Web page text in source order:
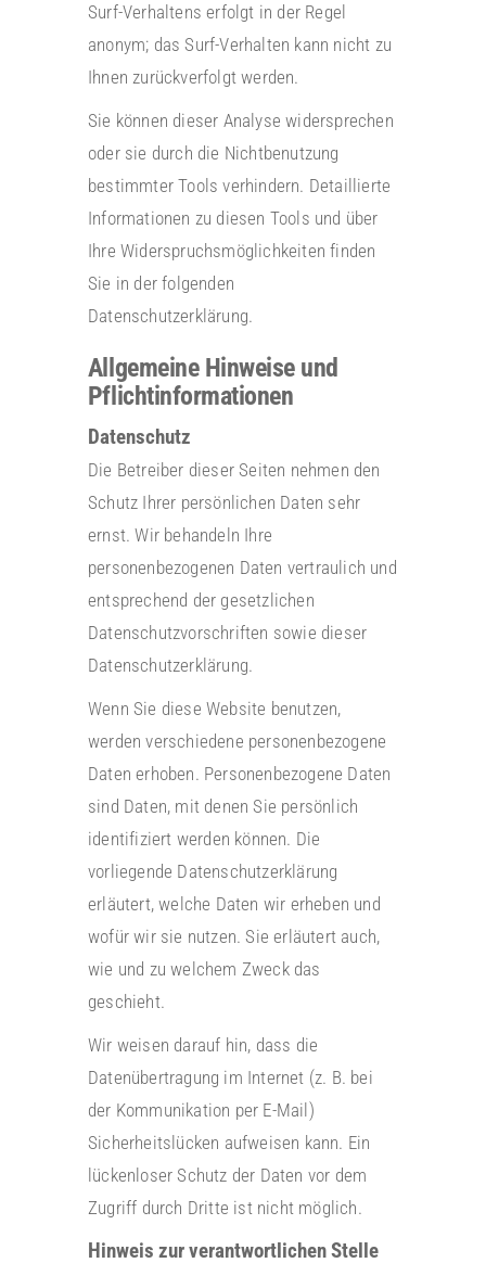
Surf-Verhaltens erfolgt in der Regel
anonym; das Surf-Verhalten kann nicht zu
Ihnen zurückverfolgt werden.
Sie können dieser Analyse widersprechen
oder sie durch die Nichtbenutzung
bestimmter Tools verhindern. Detaillierte
Informationen zu diesen Tools und über
Ihre Widerspruchsmöglichkeiten finden
Sie in der folgenden
Datenschutzerklärung.
Allgemeine Hinweise und
Pflichtinformationen
Datenschutz
Die Betreiber dieser Seiten nehmen den
Schutz Ihrer persönlichen Daten sehr
ernst. Wir behandeln Ihre
personenbezogenen Daten vertraulich und
entsprechend der gesetzlichen
Datenschutzvorschriften sowie dieser
Datenschutzerklärung.
Wenn Sie diese Website benutzen,
werden verschiedene personenbezogene
Daten erhoben. Personenbezogene Daten
sind Daten, mit denen Sie persönlich
identifiziert werden können. Die
vorliegende Datenschutzerklärung
erläutert, welche Daten wir erheben und
wofür wir sie nutzen. Sie erläutert auch,
wie und zu welchem Zweck das
geschieht.
Wir weisen darauf hin, dass die
Datenübertragung im Internet (z. B. bei
der Kommunikation per E-Mail)
Sicherheitslücken aufweisen kann. Ein
lückenloser Schutz der Daten vor dem
Zugriff durch Dritte ist nicht möglich.
Hinweis zur verantwortlichen Stelle